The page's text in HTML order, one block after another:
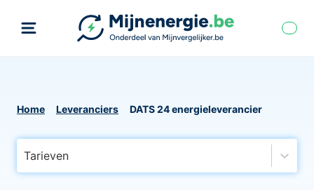
Home Leveranciers DATS 24 energieleverancier
Tarieven